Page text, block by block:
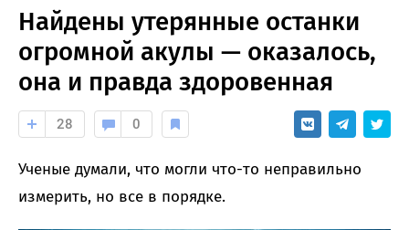
Найдены утерянные останки
огромной акулы — оказалось,
она и правда здоровенная
28 0
Ученые думали, что могли что-то неправильно
измерить, но все в порядке.